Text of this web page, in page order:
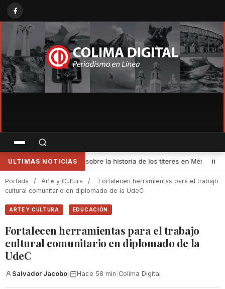
ULTIMAS NOTICIAS
en México • Experiencia de verano define camino científico
Portada / Arte y Cultura /
Fortalecen herramientas para el trabajo
cultural comunitario en diplomado de la UdeC
ARTE Y CULTURA EDUCACIÓN
Fortalecen herramientas para el trabajo
cultural comunitario en diplomado de la
UdeC
Salvador Jacobo Hace 58 min Colima Digital